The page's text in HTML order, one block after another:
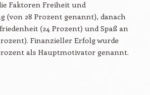
Faktoren Freiheit und
(von 28 Prozent genannt), danach
(24 Prozent) und Spaß an
Finanzieller Erfolg wurde
als Hauptmotivator genannt.